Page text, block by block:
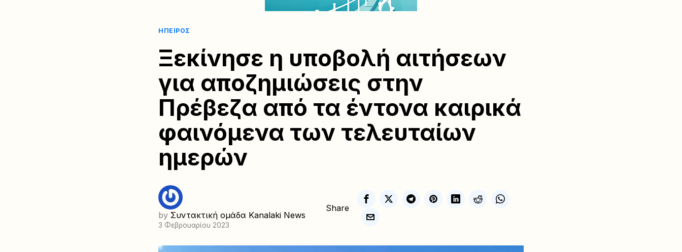
ΉΠΕΙΡΟΣ
Ξεκίνησε η υποβολή αιτήσεων
για αποζημιώσεις στην
Πρέβεζα από τα έντονα καιρικά
φαινόμενα των τελευταίων
ημερών
by Συντακτική ομάδα Kanalaki News
3 Φεβρουαρίου 2023
Share